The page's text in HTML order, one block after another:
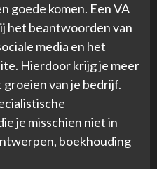
goede komen. Een VA
het beantwoorden van
media en het
Hierdoor krijg je meer
van je bedrijf.
je misschien niet in
boekhouding